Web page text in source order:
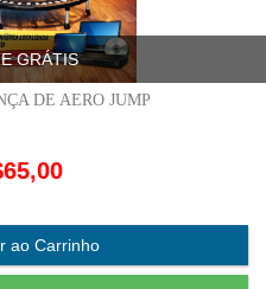
DE AERO JUMP